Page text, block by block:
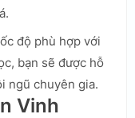
độ phù hợp với
bạn sẽ được hỗ
ngũ chuyên gia.
Vinh